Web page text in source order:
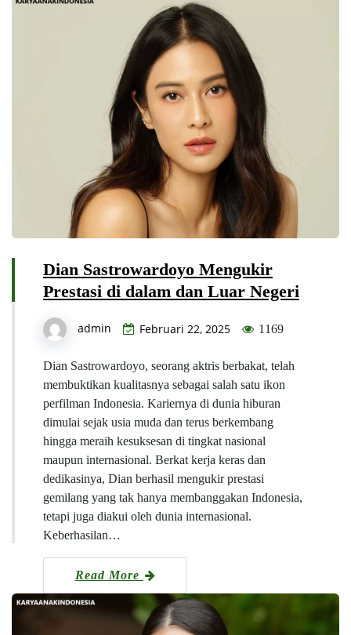
Dian Sastrowardoyo Mengukir
Prestasi di dalam dan Luar Negeri
admin Februari 22, 2025 1169
Dian Sastrowardoyo, seorang aktris berbakat, telah
membuktikan kualitasnya sebagai salah satu ikon
perfilman Indonesia. Kariernya di dunia hiburan
dimulai sejak usia muda dan terus berkembang
hingga meraih kesuksesan di tingkat nasional
maupun internasional. Berkat kerja keras dan
dedikasinya, Dian berhasil mengukir prestasi
gemilang yang tak hanya membanggakan Indonesia,
tetapi juga diakui oleh dunia internasional.
Keberhasilan…
Read More